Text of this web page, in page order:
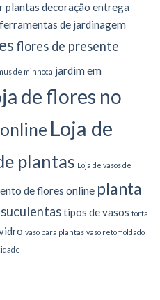
plantas decoração entrega
ferramentas de jardinagem
flores de presente
de minhoca jardim em
de flores no
Loja de
plantas Loja de vasos de
de flores online planta
suculentastipos de vasos torta
vaso para plantas vaso retomoldado